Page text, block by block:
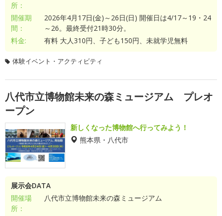
所：
開催期
間：
2026年4月17日(金)～26日(日) 開催日は4/17～19・24
～26。最終受付21時30分。
料金:
有料 大人310円、子ども150円、未就学児無料
体験イベント・アクティビティ
八代市立博物館未来の森ミュージアム プレオ
ープン
新しくなった博物館へ行ってみよう！
熊本県・八代市
展示会DATA
開催場
所：
八代市立博物館未来の森ミュージアム